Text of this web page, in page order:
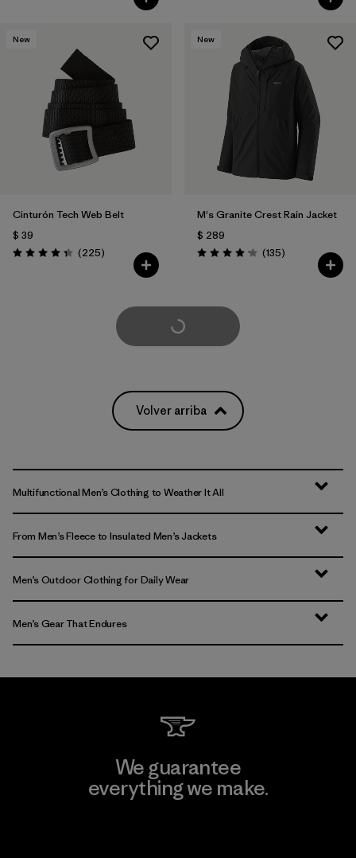
New
Cinturón Tech Web Belt
$ 39
Valoración: 4.3 / 5
(225Comentarios
)
New
M's Granite Crest Rain Jacket
$ 289
Valoración: 4.2 / 5
(135Comentarios
)
Cargar Más
Volver arriba
Multifunctional Men’s Clothing to Weather It All
From Men’s Fleece to Insulated Men’s Jackets
Men’s Outdoor Clothing for Daily Wear
Men’s Gear That Endures
We guarantee
everything we make.